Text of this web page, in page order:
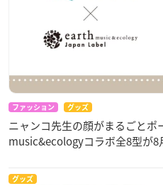
ファッション グッズ
ニャンコ先生の顔がまるごと
music&ecologyコラボ全8型が8
グッズ